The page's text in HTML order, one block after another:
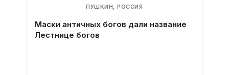
ПУШКИН, РОССИЯ
Маски античных богов дали название
Лестнице богов